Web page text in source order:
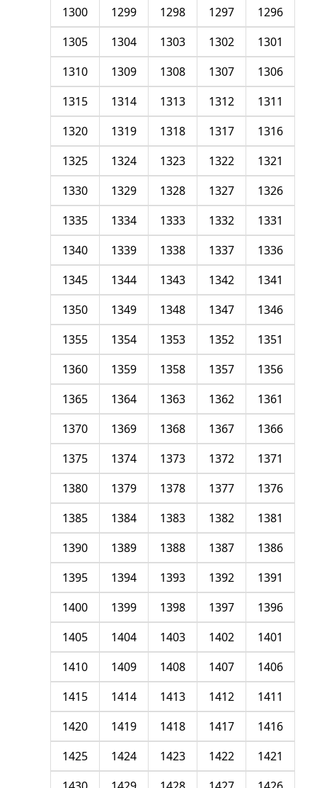
1296
1297
1298
1299
1300
1301
1302
1303
1304
1305
1306
1307
1308
1309
1310
1311
1312
1313
1314
1315
1316
1317
1318
1319
1320
1321
1322
1323
1324
1325
1326
1327
1328
1329
1330
1331
1332
1333
1334
1335
1336
1337
1338
1339
1340
1341
1342
1343
1344
1345
1346
1347
1348
1349
1350
1351
1352
1353
1354
1355
1356
1357
1358
1359
1360
1361
1362
1363
1364
1365
1366
1367
1368
1369
1370
1371
1372
1373
1374
1375
1376
1377
1378
1379
1380
1381
1382
1383
1384
1385
1386
1387
1388
1389
1390
1391
1392
1393
1394
1395
1396
1397
1398
1399
1400
1401
1402
1403
1404
1405
1406
1407
1408
1409
1410
1411
1412
1413
1414
1415
1416
1417
1418
1419
1420
1421
1422
1423
1424
1425